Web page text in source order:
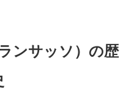
ンサッソ）の歴